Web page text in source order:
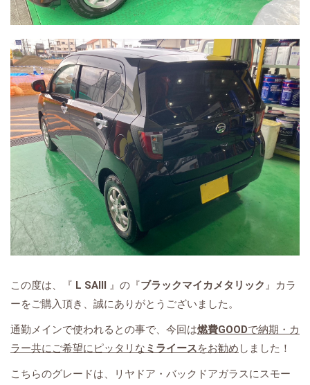
この度は、『 L SAⅢ 』の『ブラックマイカメタリック 』カラ
ーをご購入頂き、誠にありがとうございました。
通勤メインで使われるとの事で、今回は燃費GOODで納期・カ
ラー共にご希望にピッタリな ミライースをお勧め しました！
こちらのグレードは、リヤドア・バックドアガラスにスモー